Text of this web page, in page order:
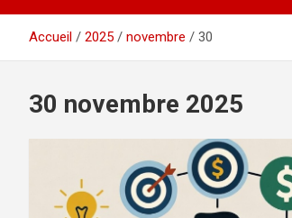
Accueil 2025 novembre 30
30 novembre 2025